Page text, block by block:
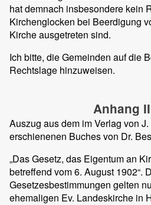
hat demnach insbesondere kein
Kirchenglocken bei Beerdigung
Kirche ausgetreten sind.
Ich bitte, die Gemeinden auf die
Rechtslage hinzuweisen.
Anhang II
Auszug aus dem im Verlag von
erschienenen Buches von Dr.
„Das Gesetz, das Eigentum an
betreffend vom 6. August 1902“.
Gesetzesbestimmungen gelten
ehemaligen Ev. Landeskirche in